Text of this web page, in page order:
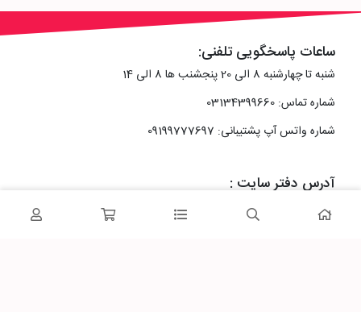
ساعات پاسخگویی تلفنی:
شنبه تا چهارشنبه 8 الی 20 پنجشنب ها 8 الی 14
شماره تماس: 03134399660
شماره واتس آپ پشتیبانی: 09199777697
آدرس دفتر سایت :
اصفهان، خیابان رزمندگان، کوچه شماره سه فرعی 2 پلاک 10